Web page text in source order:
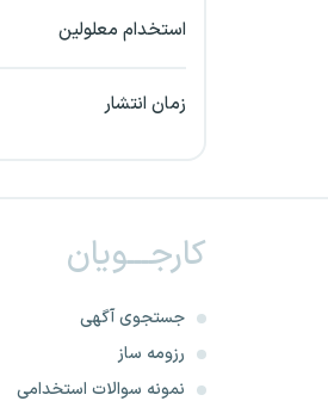
خراسان شمالی
خرم آباد
خوزستان
استخدام معلولین
زمان انتشار
کارجـــویان
جستجوی آگهی
رزومه ساز
نمونه سوالات استخدامی